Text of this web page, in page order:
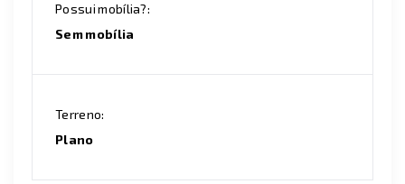
Possui mobília?:
Sem mobília
Terreno:
Plano